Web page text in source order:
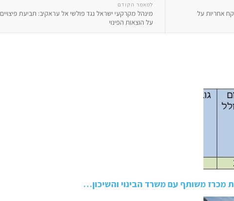
למאמר הקודם
מינהל מקרקעי ישראל נגד פולשי אל עראקיב: תביעת פיצויים
על הוצאות הפינוי
אחריות על
משותף עם משרד הבינוי והשיכון…